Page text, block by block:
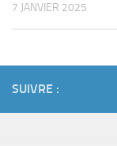
7 JANVIER 2025
SUIVRE :